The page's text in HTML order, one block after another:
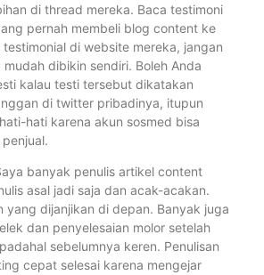
di thread mereka. Baca testimoni
pernah membeli blog content ke
testimonial di website mereka, jangan
dibikin sendiri. Boleh Anda
kalau testi tersebut dikatakan
di twitter pribadinya, itupun
hati karena akun sosmed bisa
banyak penulis artikel content
asal jadi saja dan acak-acakan.
yang dijanjikan di depan. Banyak juga
dan penyelesaian molor setelah
sebelumnya keren. Penulisan
cepat selesai karena mengejar